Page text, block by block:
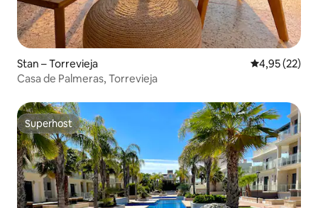
Stan – Torrevieja Prosječna
4,95 (22)
Casa de Palmeras, Torrevieja
Superhost
Superhost